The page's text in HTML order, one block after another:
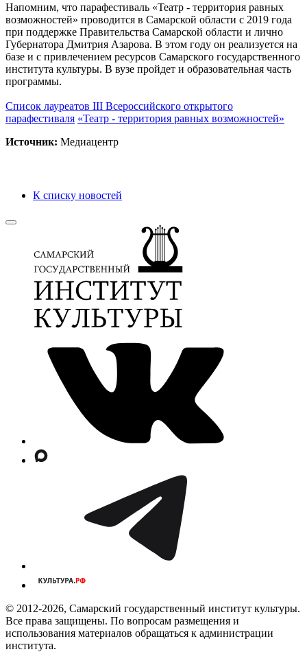
Напомним, что парафестиваль «Театр - территория равных
возможностей» проводится в Самарской области с 2019 года
при поддержке Правительства Самарской области и лично
Губернатора Дмитрия Азарова. В этом году он реализуется на
базе и с привлечением ресурсов Самарского государственного
института культуры. В вузе пройдет и образовательная часть
программы.
Список лауреатов III Всероссийского открытого
парафестиваля «Театр - территория равных возможностей»
Источник: Медиацентр
К списку новостей
© 2012-2026, Самарский государственный институт культуры.
Все права защищены. По вопросам размещения и
использования материалов обращаться к администрации
института.